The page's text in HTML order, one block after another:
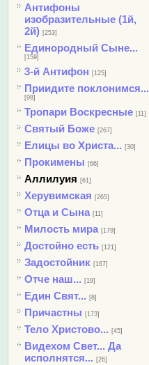
Антифоны
изобразительные (1й,
2й) [253]
Единородный Сыне...
[159]
3-й Антифон [125]
Приидите поклонимся...
[98]
Тропари Воскресные [11]
Святый Боже [267]
Елицы во Христа... [30]
Прокимены [66]
Аллилуия [61]
Херувимская [265]
Отца и Сына [11]
Милость мира [179]
Достойно есть [121]
Задостойник [167]
Отче наш... [19]
Един Свят... [8]
Причастны [173]
Тело Христово... [45]
Видехом Свет... Да
исполнятся... [26]